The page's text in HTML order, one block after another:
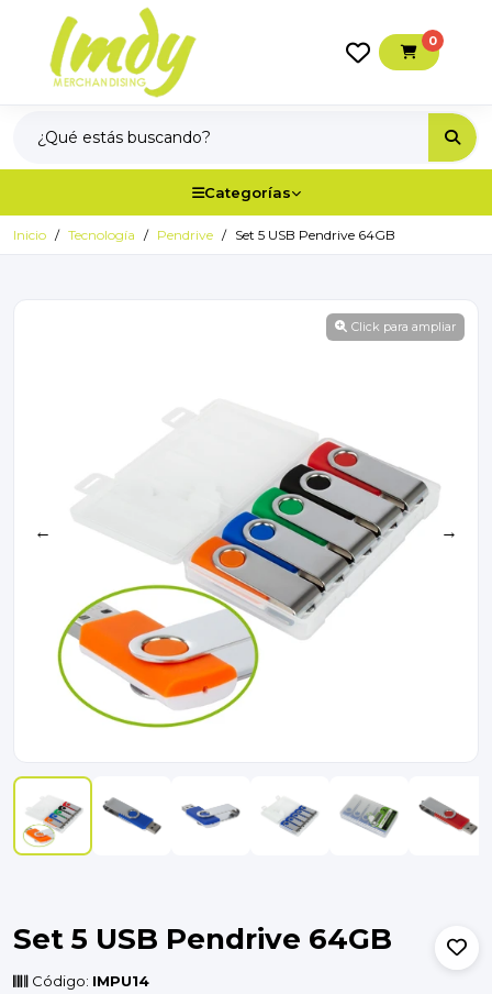
0
Categorías
Inicio Tecnología Pendrive Set 5 USB Pendrive 64GB
Click para ampliar
← →
Set 5 USB Pendrive 64GB
Código: IMPU14